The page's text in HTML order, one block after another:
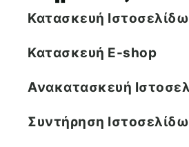
Κατασκευή
Κατασκευή E-shop
Ανακατασκευή
Συντήρηση